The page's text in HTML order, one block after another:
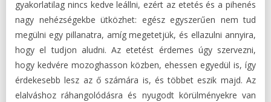
gyakorlatilag nincs kedve leállni, ezért az etetés és a pihenés
nagy nehézségekbe ütközhet: egész egyszerűen nem tud
megülni egy pillanatra, amíg megetetjük, és ellazulni annyira,
hogy el tudjon aludni. Az etetést érdemes úgy szervezni,
hogy kedvére mozoghasson közben, ehessen egyedül is, így
érdekesebb lesz az ő számára is, és többet eszik majd. Az
elalváshoz ráhangolódásra és nyugodt körülményekre van